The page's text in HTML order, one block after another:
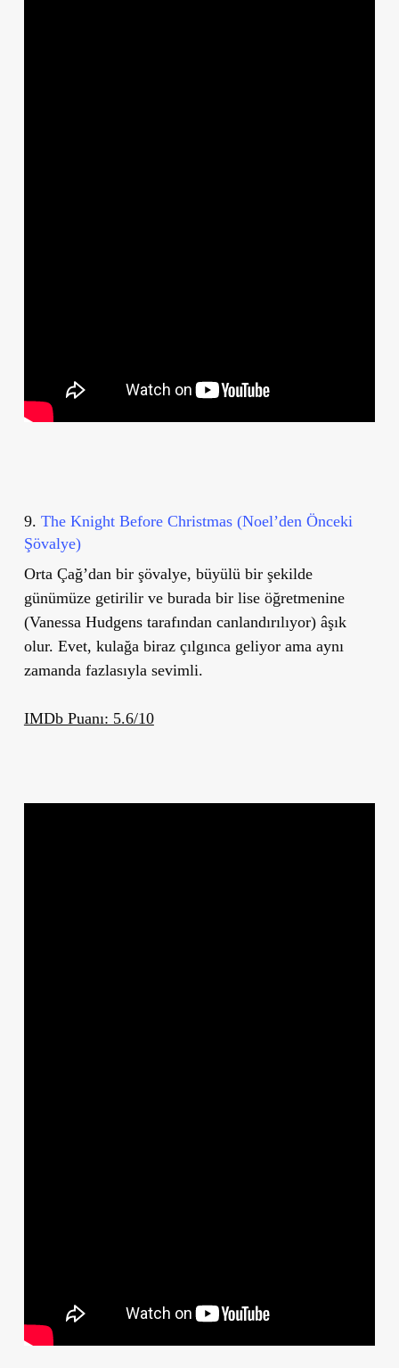
9. The Knight Before Christmas (Noel’den Önceki
Şövalye)
Orta Çağ’dan bir şövalye, büyülü bir şekilde
günümüze getirilir ve burada bir lise öğretmenine
(Vanessa Hudgens tarafından canlandırılıyor) âşık
olur. Evet, kulağa biraz çılgınca geliyor ama aynı
zamanda fazlasıyla sevimli.
IMDb Puanı: 5.6/10